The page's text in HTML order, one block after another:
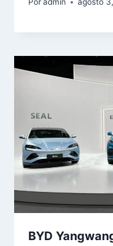
Poradmin agosto
BYD